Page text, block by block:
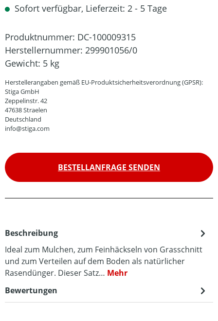
Sofort verfügbar, Lieferzeit: 2 - 5 Tage
Produktnummer: DC-100009315
Herstellernummer: 299901056/0
Gewicht: 5 kg
Herstellerangaben gemäß EU-Produktsicherheitsverordnung (GPSR):
Stiga GmbH
Zeppelinstr. 42
47638 Straelen
Deutschland
info@stiga.com
BESTELLANFRAGE SENDEN
Beschreibung
Ideal zum Mulchen, zum Feinhäckseln von Grasschnitt
und zum Verteilen auf dem Boden als natürlicher
Rasendünger. Dieser Satz… Mehr
Bewertungen